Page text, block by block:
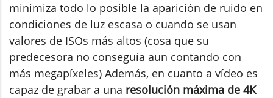
minimiza todo lo posible la aparición de ruido en
condiciones de luz escasa o cuando se usan
valores de ISOs más altos (cosa que su
predecesora no conseguía aun contando con
más megapíxeles) Además, en cuanto a vídeo es
capaz de grabar a una resolución máxima de 4K